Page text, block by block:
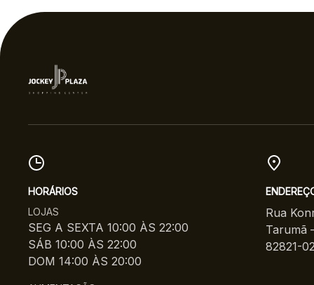
HORÁRIOS
LOJAS
SEG A SEXTA 10:00 ÀS 22:00
SÁB 10:00 ÀS 22:00
DOM 14:00 ÀS 20:00
Rua
Tarumã
82821-